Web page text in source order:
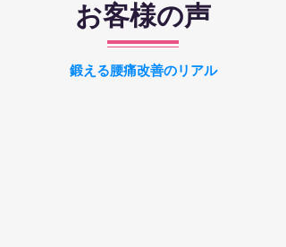
お客様の声
鍛える腰痛改善のリアル